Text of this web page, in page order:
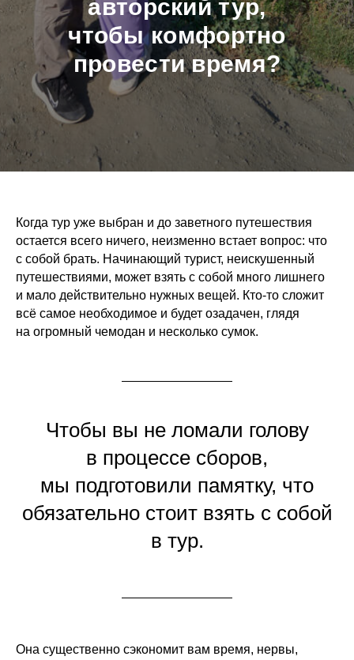
авторский тур,
чтобы комфортно
провести время?
Когда тур уже выбран и до заветного путешествия
остается всего ничего, неизменно встает вопрос: что
с собой брать. Начинающий турист, неискушенный
путешествиями, может взять с собой много лишнего
и мало действительно нужных вещей. Кто-то сложит
всё самое необходимое и будет озадачен, глядя
на огромный чемодан и несколько сумок.
Чтобы вы не ломали голову
в процессе сборов,
мы подготовили памятку, что
обязательно стоит взять с собой
в тур.
Она существенно сэкономит вам время, нервы,